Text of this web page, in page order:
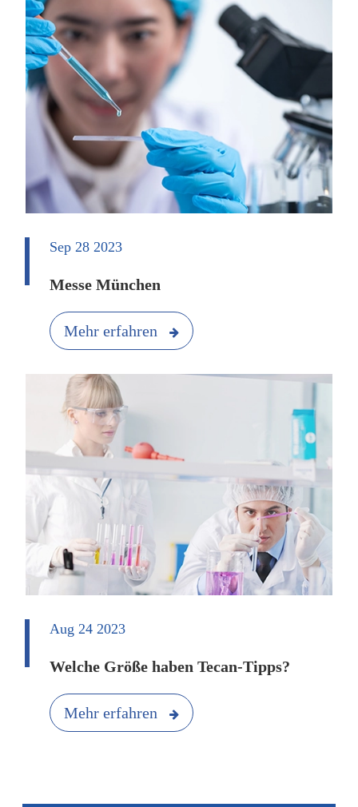
Sep 28 2023
Messe München
Mehr erfahren
Aug 24 2023
Welche Größe haben Tecan-Tipps?
Mehr erfahren